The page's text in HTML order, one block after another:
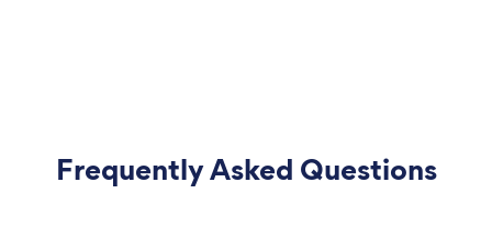
Frequently Asked Questions